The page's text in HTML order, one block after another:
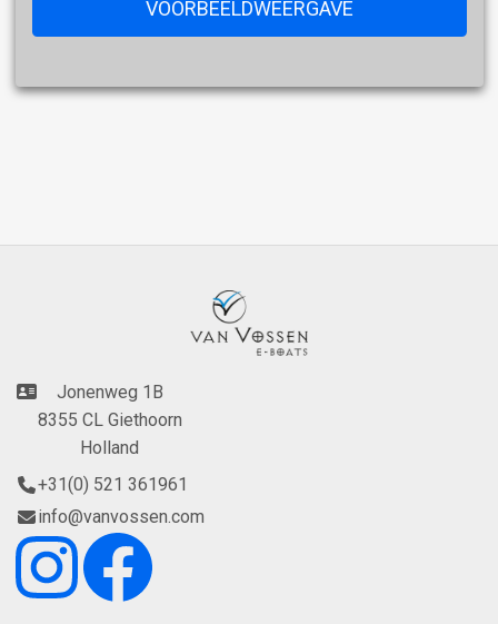
Jonenweg 1B
8355 CL Giethoorn
Holland
+31(0) 521 361961
info@vanvossen.com